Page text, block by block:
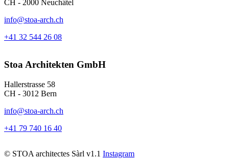
CH - 2000 Neuchâtel
info@stoa-arch.ch
+41 32 544 26 08
Stoa Architekten GmbH
Hallerstrasse 58
CH - 3012 Bern
info@stoa-arch.ch
+41 79 740 16 40
© STOA architectes Sàrl v1.1 Instagram